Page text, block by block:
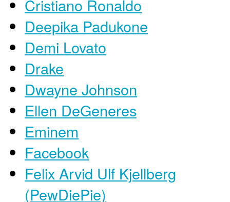
Cristiano Ronaldo
Deepika Padukone
Demi Lovato
Drake
Dwayne Johnson
Ellen DeGeneres
Eminem
Facebook
Felix Arvid Ulf Kjellberg
(PewDiePie)